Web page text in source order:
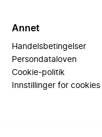
Annet
Handelsbetingelser
Persondataloven
Cookie-politik
Innstillinger for cookies